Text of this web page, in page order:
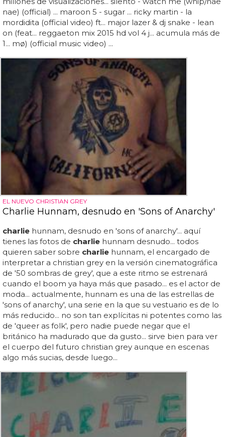
nae) (official) ... maroon 5 - sugar ... ricky martin - la
mordidita (official video) ft... major lazer & dj snake - lean
on (feat... reggaeton mix 2015 hd vol 4 j... acumula más de
1... mø) (official music video) ...
EL NUEVO CHRISTIAN GREY
Charlie Hunnam, desnudo en 'Sons of Anarchy'
charlie hunnam, desnudo en 'sons of anarchy'... aquí
tienes las fotos de charlie hunnam desnudo... todos
quieren saber sobre charlie hunnam, el encargado de
interpretar a christian grey en la versión cinematográfica
de '50 sombras de grey', que a este ritmo se estrenará
cuando el boom ya haya más que pasado... es el actor de
moda... actualmente, hunnam es una de las estrellas de
'sons of anarchy', una serie en la que su vestuario es de lo
más reducido... no son tan explícitas ni potentes como las
de 'queer as folk', pero nadie puede negar que el
británico ha madurado que da gusto... sirve bien para ver
el cuerpo del futuro christian grey aunque en escenas
algo más sucias, desde luego...